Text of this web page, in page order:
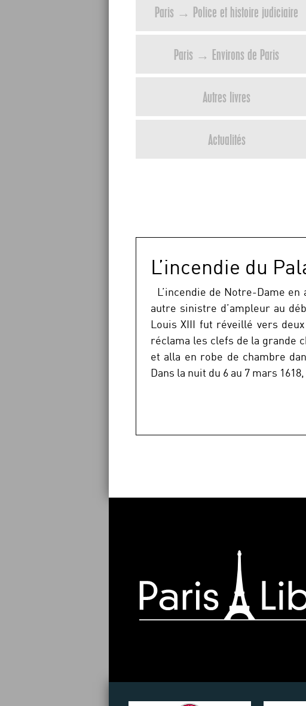
Paris → Police et histoire judiciaire
Paris → Environs de Paris
Autres livres
Actualités
L’incendie du
L’incendie de Notre-Dame
autre sinistre d’ampleur au
Louis XIII fut réveillé vers
réclama les clefs de la grande
et alla en robe de chambre
Dans la nuit du 6 au 7 mars
Libris